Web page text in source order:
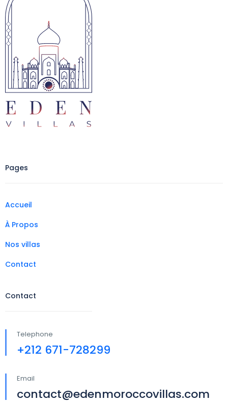
Pages
Accueil
À Propos
Nos villas
Contact
Contact
Telephone
+212 671-728299
Email
contact@edenmoroccovillas.com